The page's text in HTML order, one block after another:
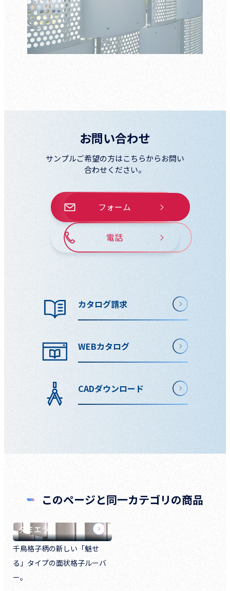
お問い合わせ
サンプルご希望の方はこちらからお問い
合わせください。
フォーム
電話
カタログ請求
WEBカタログ
CADダウンロード
このページと同一カテゴリの商品
ダミエラ
千鳥格子柄の新しい「魅せ
る」タイプの面状格子ルーバ
ー。